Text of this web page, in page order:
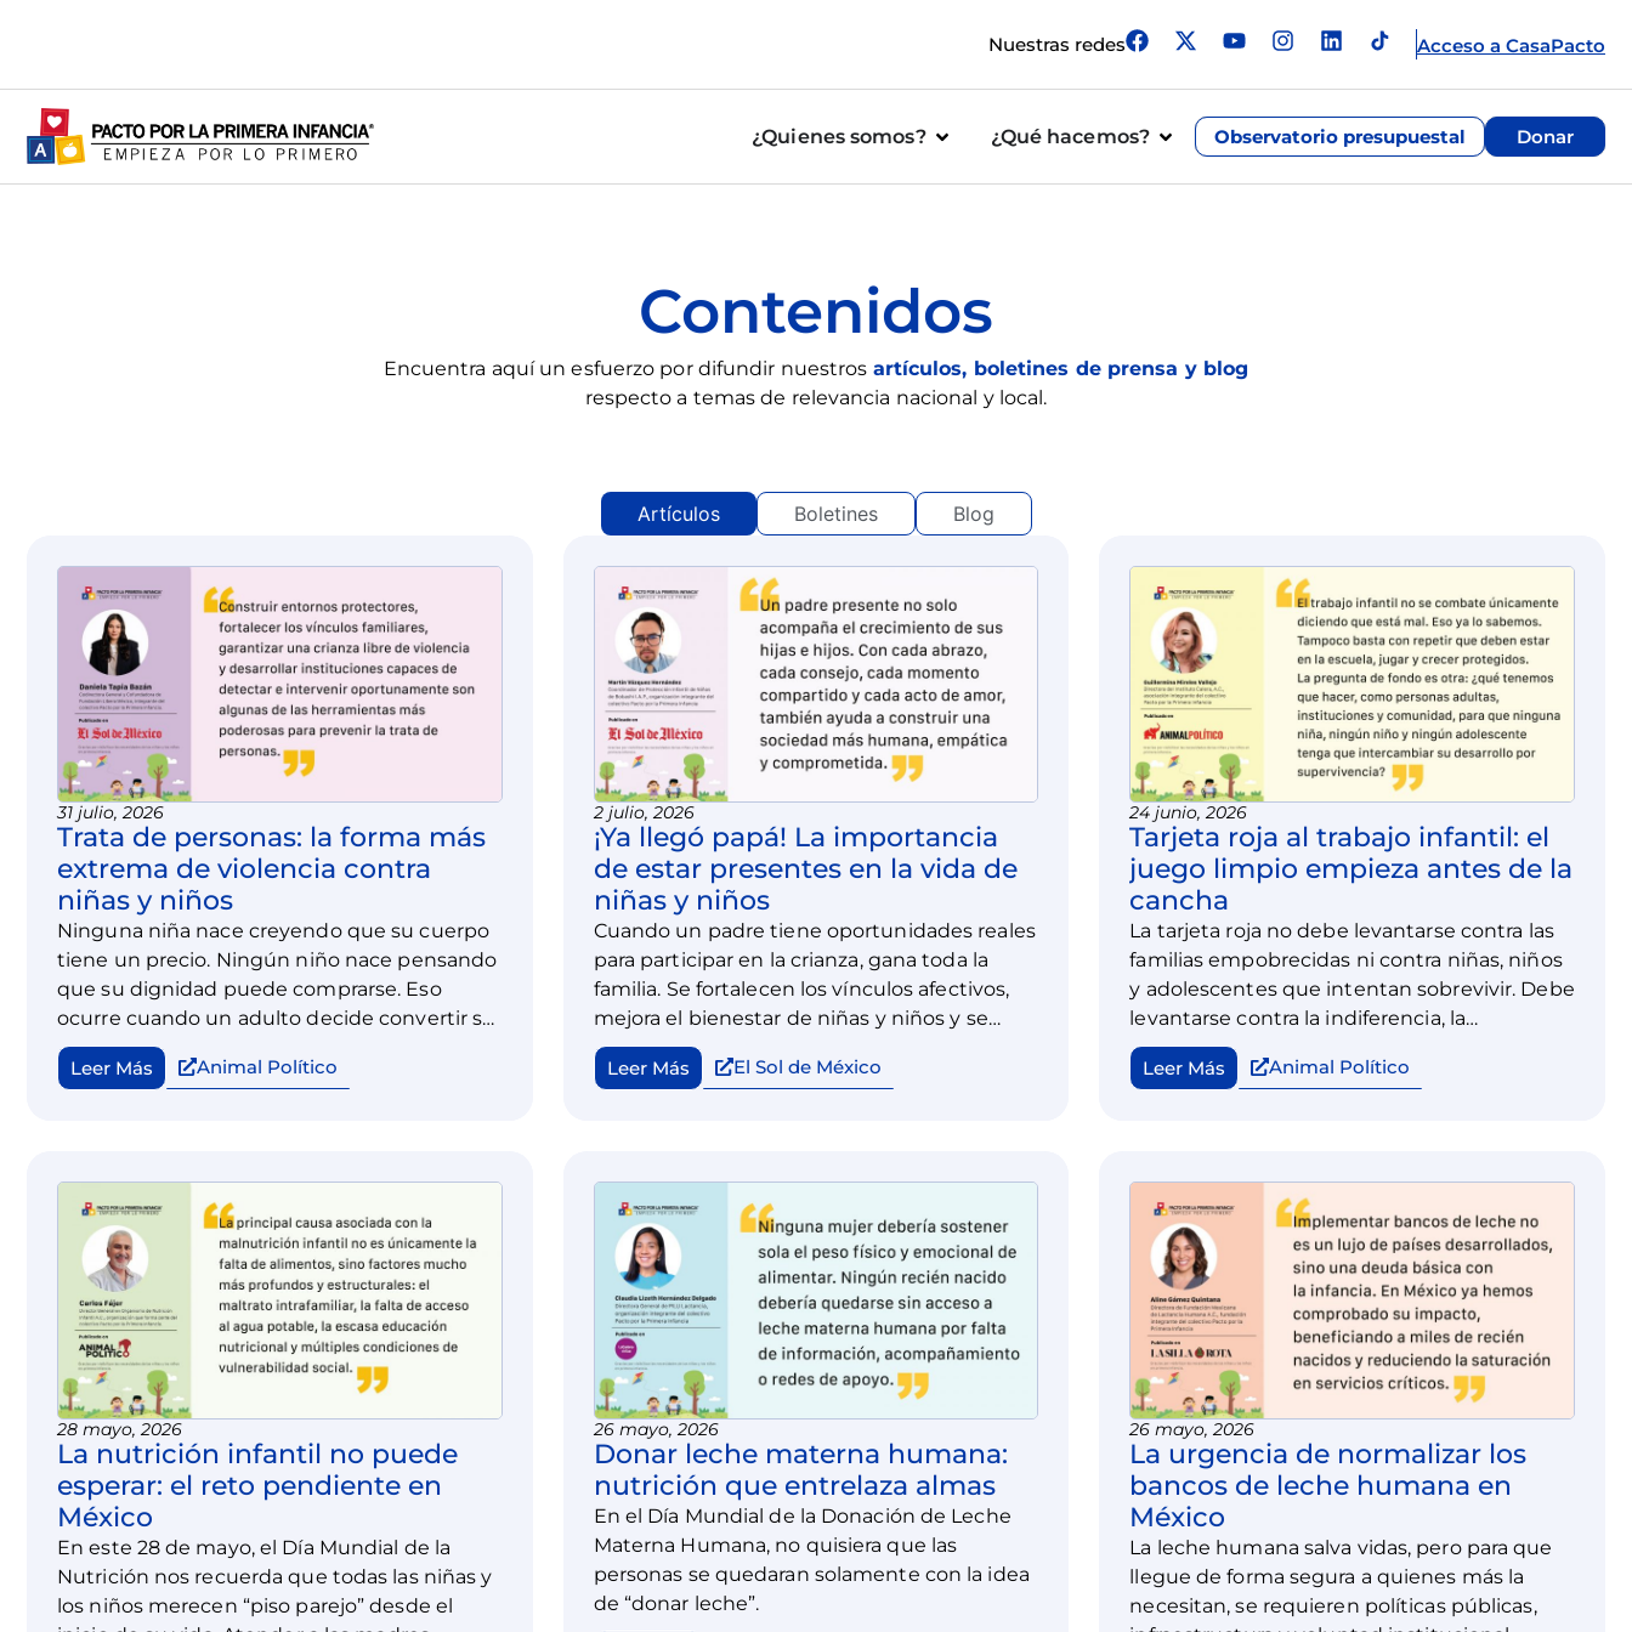
Nuestras redes Acceso a CasaPacto
¿Quienes somos? ¿Qué hacemos? Observatorio presupuestal Donar
Contenidos
Encuentra aquí un esfuerzo por difundir nuestros artículos, boletines de prensa y blog
respecto a temas de relevancia nacional y local.
Artículos Boletines Blog
31 julio, 2026
Trata de personas: la forma más
extrema de violencia contra
niñas y niños
Ninguna niña nace creyendo que su cuerpo
tiene un precio. Ningún niño nace pensando
que su dignidad puede comprarse. Eso
ocurre cuando un adulto decide convertir su
vulnerabilidad en un negocio. Esa es, quizá, la
expresión más brutal de la trata de personas.
Leer Más Animal Político
2 julio, 2026
¡Ya llegó papá! La importancia
de estar presentes en la vida de
niñas y niños
Cuando un padre tiene oportunidades reales
para participar en la crianza, gana toda la
familia. Se fortalecen los vínculos afectivos,
mejora el bienestar de niñas y niños y se
construyen relaciones más cercanas y
significativas.
Leer Más El Sol de México
24 junio, 2026
Tarjeta roja al trabajo infantil: el
juego limpio empieza antes de la
cancha
La tarjeta roja no debe levantarse contra las
familias empobrecidas ni contra niñas, niños
y adolescentes que intentan sobrevivir. Debe
levantarse contra la indiferencia, la
explotación, la precariedad adulta y la idea
de que producir vale más que crecer.
Leer Más Animal Político
28 mayo, 2026
La nutrición infantil no puede
esperar: el reto pendiente en
México
En este 28 de mayo, el Día Mundial de la
Nutrición nos recuerda que todas las niñas y
los niños merecen “piso parejo” desde el
26 mayo, 2026
Donar leche materna humana:
nutrición que entrelaza almas
En el Día Mundial de la Donación de Leche
Materna Humana, no quisiera que las
personas se quedaran solamente con la idea
de “donar leche”.
26 mayo, 2026
La urgencia de normalizar los
bancos de leche humana en
México
La leche humana salva vidas, pero para que
llegue de forma segura a quienes más la
necesitan, se requieren políticas públicas,